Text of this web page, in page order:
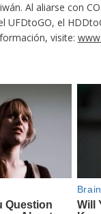
Al aliarse con
UFDtoGO, el
visite: